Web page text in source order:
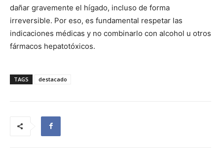
dañar gravemente el hígado, incluso de forma
irreversible. Por eso, es fundamental respetar las
indicaciones médicas y no combinarlo con alcohol u otros
fármacos hepatotóxicos.
TAGS destacado